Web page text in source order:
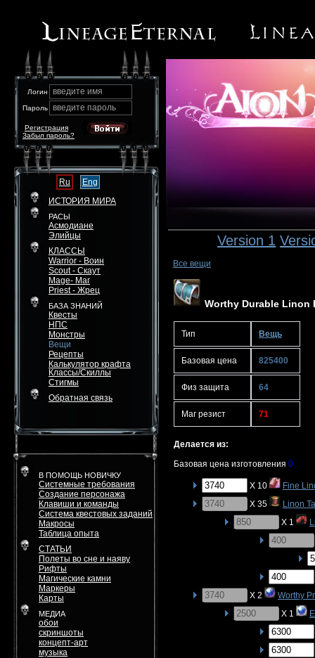
Логин введите имя
Пароль введите пароль
Забыл пароль?
Регистрация
Ru
Eng
ИСТОРИЯ МИРА
РАСЫ
Асмодиане
Элийцы
КЛАССЫ
Warrior - Воин
Scout - Скаут
Mage- Маг
Priest - Жрец
БАЗА ЗНАНИЙ
Квесты
НПС
Монстры
Вещи
Рецепты
Калькулятор крафта
Классы/Скиллы
Стигмы
Обратная связь
В ПОМОЩЬ НОВИЧКУ
Системные требования
Создание персонажа
Клавиши и команды
Система квестовых заданий
Макросы
Таблица опыта
СТАТЬИ
Полеты во сне и наяву
Рифты
Магические камни
Маркеры
Карты
МЕДИА
обои
скриншоты
концепт-арт
музыка
Version 1
Все вещи
Worthy Durable Linon
Тип Вещь
Базовая цена 825400
Физ защита 64
Маг резист 71
Делается из:
Базовая цена изготовления 0
X 10
Fine
X 35
Linon
X 1
X 2
Worthy
X 1